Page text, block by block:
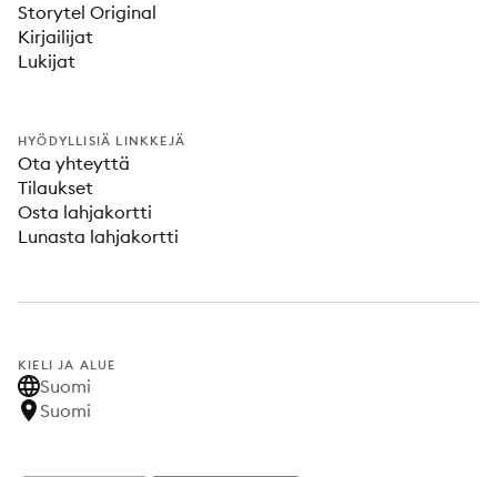
Storytel Original
Kirjailijat
Lukijat
HYÖDYLLISIÄ LINKKEJÄ
Ota yhteyttä
Tilaukset
Osta lahjakortti
Lunasta lahjakortti
KIELI JA ALUE
Suomi
Suomi